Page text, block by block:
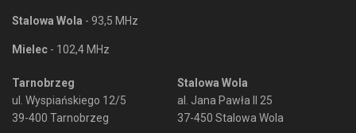
Stalowa Wola - 93,5 MHz
Mielec - 102,4 MHz
Tarnobrzeg
ul. Wyspiańskiego 12/5
39-400 Tarnobrzeg
Stalowa Wola
al. Jana Pawła II 25
37-450 Stalowa Wola